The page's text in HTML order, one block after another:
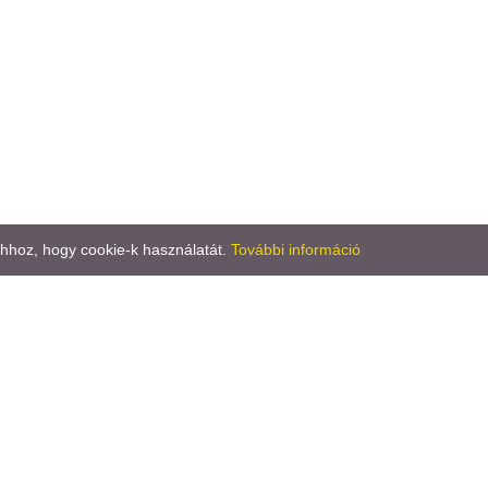
hogy cookie-k használatát. További információ